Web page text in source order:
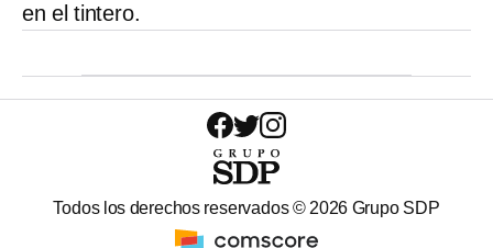
en el tintero.
Todos los derechos reservados © 2026 Grupo SDP